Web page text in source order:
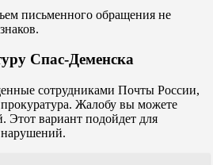
письменного обращения не
Спас-Деменска
сотрудниками Почты России,
прокуратура. Жалобу вы можете
Этот вариант подойдет для
нарушений.